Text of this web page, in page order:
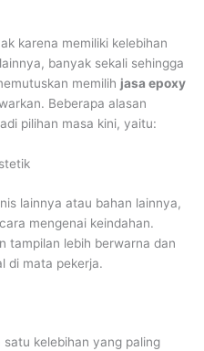
karena memiliki kelebihan
banyak sekali sehingga
memilih jasa epoxy
Beberapa alasan
pilihan masa kini, yaitu:
lainnya atau bahan lainnya,
mengenai keindahan.
tampilan lebih berwarna dan
di mata pekerja.
kelebihan yang paling